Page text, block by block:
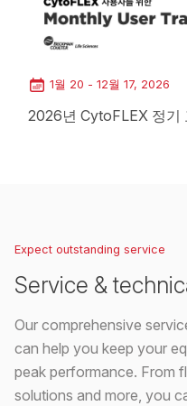
1월 20 - 12월 17, 2026
2026년 CytoFLEX 정기
Expect outstanding service
Service &
Our comprehensive
can help you keep your
peak performance. From
solutions and more, you